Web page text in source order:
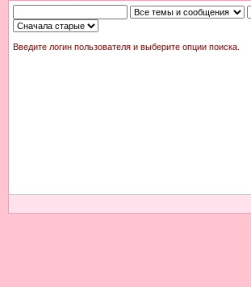
Введите логин пользователя и выберите опции поиска.